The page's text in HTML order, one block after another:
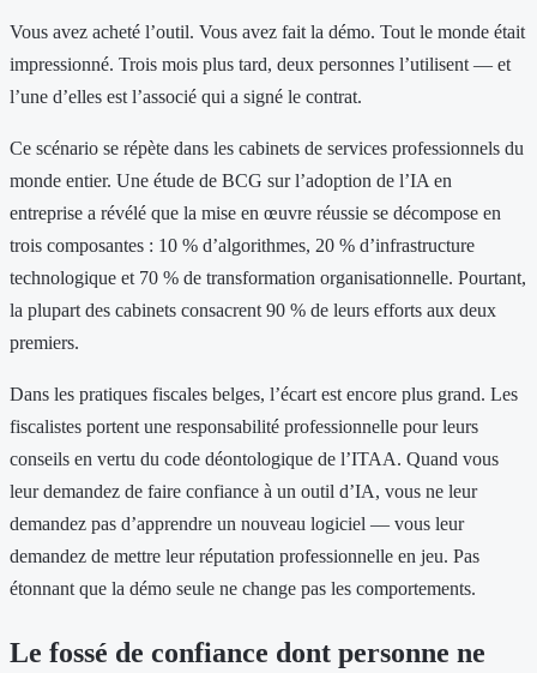
Vous avez acheté l’outil. Vous avez fait la démo. Tout le monde était
impressionné. Trois mois plus tard, deux personnes l’utilisent — et
l’une d’elles est l’associé qui a signé le contrat.
Ce scénario se répète dans les cabinets de services professionnels du
monde entier. Une étude de BCG sur l’adoption de l’IA en
entreprise a révélé que la mise en œuvre réussie se décompose en
trois composantes : 10 % d’algorithmes, 20 % d’infrastructure
technologique et 70 % de transformation organisationnelle. Pourtant,
la plupart des cabinets consacrent 90 % de leurs efforts aux deux
premiers.
Dans les pratiques fiscales belges, l’écart est encore plus grand. Les
fiscalistes portent une responsabilité professionnelle pour leurs
conseils en vertu du code déontologique de l’ITAA. Quand vous
leur demandez de faire confiance à un outil d’IA, vous ne leur
demandez pas d’apprendre un nouveau logiciel — vous leur
demandez de mettre leur réputation professionnelle en jeu. Pas
étonnant que la démo seule ne change pas les comportements.
Le fossé de confiance dont personne ne